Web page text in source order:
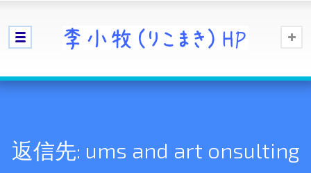
返信先: ums and art onsulting